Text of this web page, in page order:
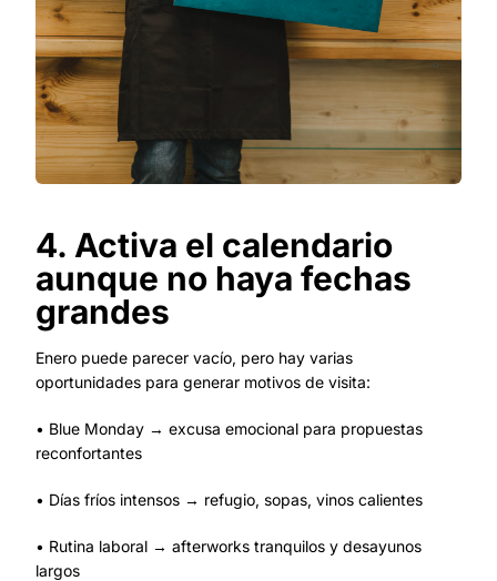
4. Activa el calendario
aunque no haya fechas
grandes
Enero puede parecer vacío, pero hay varias
oportunidades para generar motivos de visita:
• Blue Monday → excusa emocional para propuestas
reconfortantes
• Días fríos intensos → refugio, sopas, vinos calientes
• Rutina laboral → afterworks tranquilos y desayunos
largos